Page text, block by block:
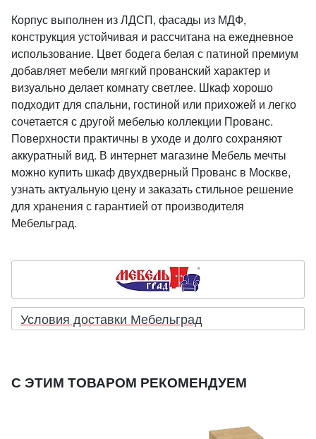
Корпус выполнен из ЛДСП, фасады из МДФ,
конструкция устойчивая и рассчитана на ежедневное
использование. Цвет бодега белая с патиной премиум
добавляет мебели мягкий прованский характер и
визуально делает комнату светлее. Шкаф хорошо
подходит для спальни, гостиной или прихожей и легко
сочетается с другой мебелью коллекции Прованс.
Поверхности практичны в уходе и долго сохраняют
аккуратный вид. В интернет магазине Мебель мечты
можно купить шкаф двухдверный Прованс в Москве,
узнать актуальную цену и заказать стильное решение
для хранения с гарантией от производителя
Мебельград.
Условия доставки Мебельград
С ЭТИМ ТОВАРОМ РЕКОМЕНДУЕМ